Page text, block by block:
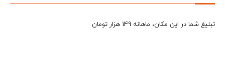
تبلیغ شما در این مکان، ماهانه 149 هزار تومان